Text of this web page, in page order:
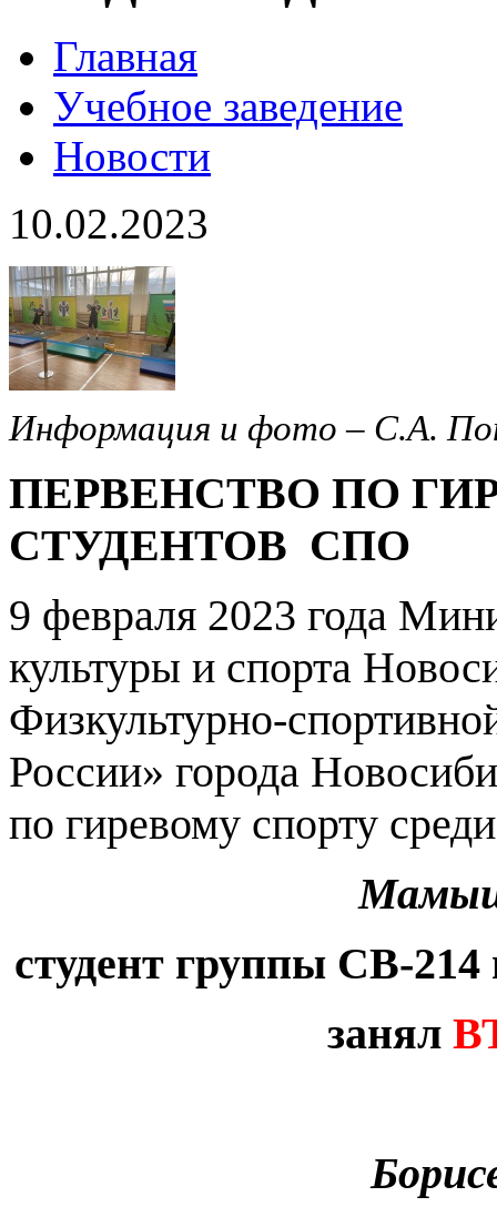
Главная
Учебное заведение
Новости
10.02.2023
Информация и фото – С.А.
ПЕРВЕНСТВО ПО
СТУДЕНТОВ СПО
9 февраля 2023 года
культуры и спорта
Физкультурно-
России» города
по гиревому спорту
студент группы СВ-214
занял